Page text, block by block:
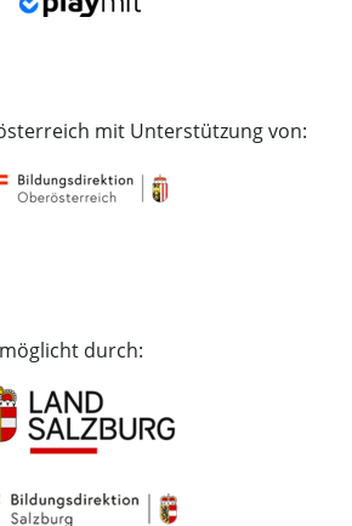
mit Unterstützung von:
durch: